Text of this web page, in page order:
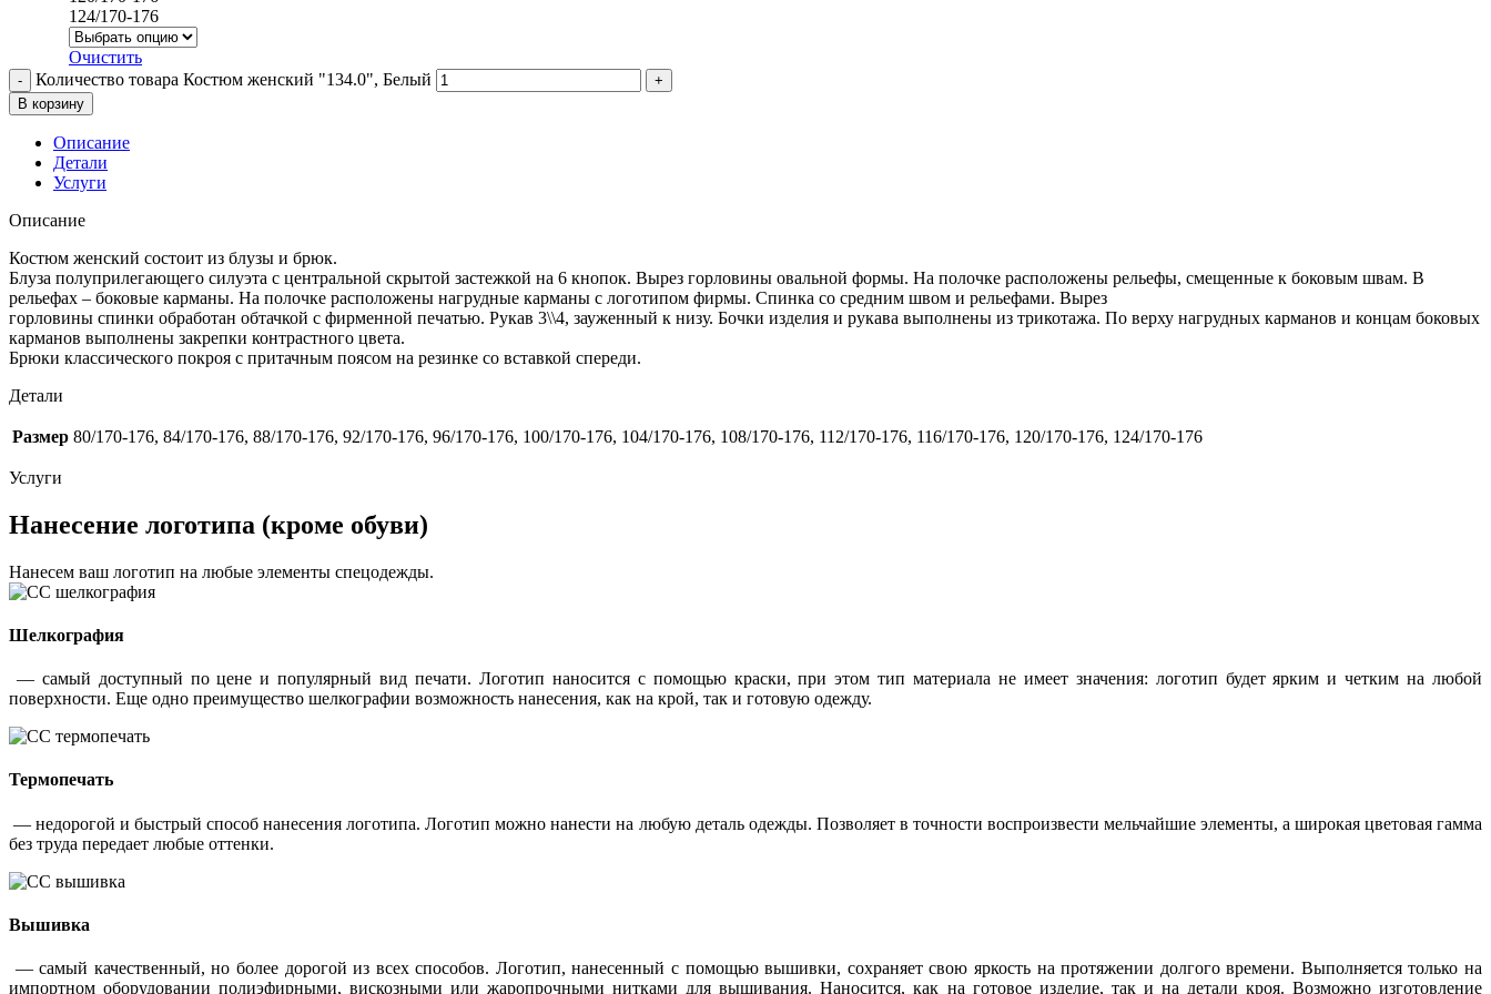
124/170-176
Очистить
Количество товара Костюм женский "134.0", Белый
В корзину
Описание
Детали
Услуги
Описание
Костюм женский состоит из блузы и брюк.
Блуза полуприлегающего силуэта с центральной скрытой застежкой на 6 кнопок. Вырез горловины овальной формы. На полочке расположены рельефы, смещенные к боковым швам. В
рельефах – боковые карманы. На полочке расположены нагрудные карманы с логотипом фирмы. Спинка со средним швом и рельефами. Вырез
горловины спинки обработан обтачкой с фирменной печатью. Рукав 3\\4, зауженный к низу. Бочки изделия и рукава выполнены из трикотажа. По верху нагрудных карманов и концам боковых
карманов выполнены закрепки контрастного цвета.
Брюки классического покроя с притачным поясом на резинке со вставкой спереди.
Детали
Размер 80/170-176, 84/170-176, 88/170-176, 92/170-176, 96/170-176, 100/170-176, 104/170-176, 108/170-176, 112/170-176, 116/170-176, 120/170-176, 124/170-176
Услуги
Нанесение логотипа (кроме обуви)
Нанесем ваш логотип на любые элементы спецодежды.
Шелкография
— самый доступный по цене и популярный вид печати. Логотип наносится с помощью краски, при этом тип материала не имеет значения: логотип будет ярким и четким на любой
поверхности. Еще одно преимущество шелкографии возможность нанесения, как на крой, так и готовую одежду.
Термопечать
— недорогой и быстрый способ нанесения логотипа. Логотип можно нанести на любую деталь одежды. Позволяет в точности воспроизвести мельчайшие элементы, а широкая цветовая гамма
без труда передает любые оттенки.
Вышивка
— самый качественный, но более дорогой из всех способов. Логотип, нанесенный с помощью вышивки, сохраняет свою яркость на протяжении долгого времени. Выполняется только на
импортном оборудовании полиэфирными, вискозными или жаропрочными нитками для вышивания. Наносится, как на готовое изделие, так и на детали кроя. Возможно изготовление